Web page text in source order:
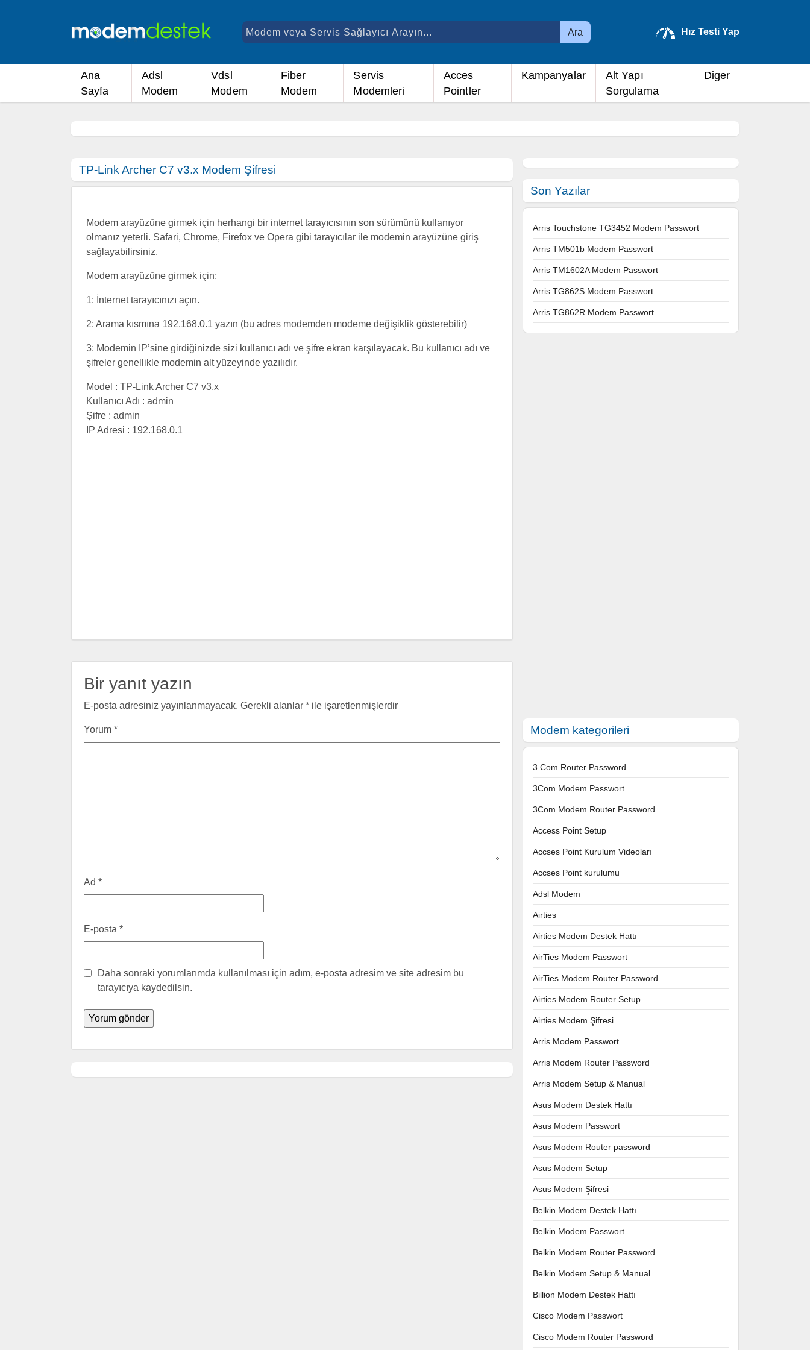
Ara Hız Testi Yap
Ana
Sayfa
Adsl
Modem
Vdsl
Modem
Fiber
Modem
Servis
Modemleri
Acces
Pointler
Kampanyalar
Alt Yapı
Sorgulama
Diger
TP-Link Archer C7 v3.x Modem Şifresi
Modem arayüzüne girmek için herhangi bir internet tarayıcısının son sürümünü kullanıyor
olmanız yeterli. Safari, Chrome, Firefox ve Opera gibi tarayıcılar ile modemin arayüzüne giriş
sağlayabilirsiniz.
Modem arayüzüne girmek için;
1: İnternet tarayıcınızı açın.
2: Arama kısmına 192.168.0.1 yazın (bu adres modemden modeme değişiklik gösterebilir)
3: Modemin IP’sine girdiğinizde sizi kullanıcı adı ve şifre ekran karşılayacak. Bu kullanıcı adı ve
şifreler genellikle modemin alt yüzeyinde yazılıdır.
Model : TP-Link Archer C7 v3.x
Kullanıcı Adı : admin
Şifre : admin
IP Adresi : 192.168.0.1
Bir yanıt yazın
E-posta adresiniz yayınlanmayacak. Gerekli alanlar * ile işaretlenmişlerdir
Yorum *
Ad *
E-posta *
Daha sonraki yorumlarımda kullanılması için adım, e-posta adresim ve site adresim bu
tarayıcıya kaydedilsin.
Son Yazılar
Arris Touchstone TG3452 Modem Passwort
Arris TM501b Modem Passwort
Arris TM1602A Modem Passwort
Arris TG862S Modem Passwort
Arris TG862R Modem Passwort
Modem kategorileri
3 Com Router Password
3Com Modem Passwort
3Com Modem Router Password
Access Point Setup
Accses Point Kurulum Videoları
Accses Point kurulumu
Adsl Modem
Airties
Airties Modem Destek Hattı
AirTies Modem Passwort
AirTies Modem Router Password
Airties Modem Router Setup
Airties Modem Şifresi
Arris Modem Passwort
Arris Modem Router Password
Arris Modem Setup & Manual
Asus Modem Destek Hattı
Asus Modem Passwort
Asus Modem Router password
Asus Modem Setup
Asus Modem Şifresi
Belkin Modem Destek Hattı
Belkin Modem Passwort
Belkin Modem Router Password
Belkin Modem Setup & Manual
Billion Modem Destek Hattı
Cisco Modem Passwort
Cisco Modem Router Password